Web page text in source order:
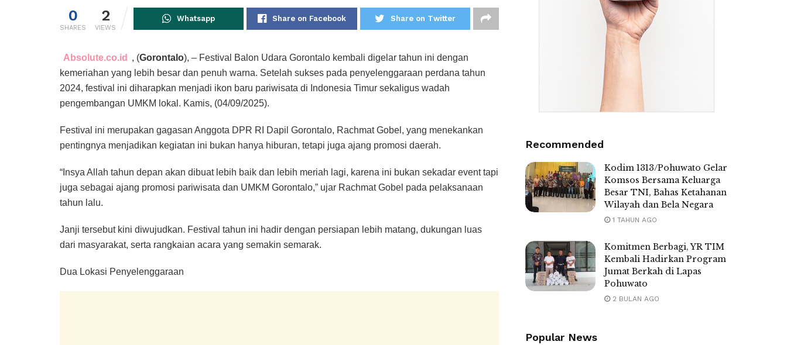
0
SHARES
2
VIEWS
Whatsapp Share on Facebook Share on Twitter
Absolute.co.id , (Gorontalo), – Festival Balon Udara Gorontalo kembali digelar tahun ini dengan
kemeriahan yang lebih besar dan penuh warna. Setelah sukses pada penyelenggaraan perdana tahun
2024, festival ini diharapkan menjadi ikon baru pariwisata di Indonesia Timur sekaligus wadah
pengembangan UMKM lokal. Kamis, (04/09/2025).
Festival ini merupakan gagasan Anggota DPR RI Dapil Gorontalo, Rachmat Gobel, yang menekankan
pentingnya menjadikan kegiatan ini bukan hanya hiburan, tetapi juga ajang promosi daerah.
“Insya Allah tahun depan akan dibuat lebih baik dan lebih meriah lagi, karena ini bukan sekadar event tapi
juga sebagai ajang promosi pariwisata dan UMKM Gorontalo,” ujar Rachmat Gobel pada pelaksanaan
tahun lalu.
Janji tersebut kini diwujudkan. Festival tahun ini hadir dengan persiapan lebih matang, dukungan luas
dari masyarakat, serta rangkaian acara yang semakin semarak.
Dua Lokasi Penyelenggaraan
Recommended
Kodim 1313/Pohuwato Gelar
Komsos Bersama Keluarga
Besar TNI, Bahas Ketahanan
Wilayah dan Bela Negara
1 TAHUN AGO
Komitmen Berbagi, YR TIM
Kembali Hadirkan Program
Jumat Berkah di Lapas
Pohuwato
2 BULAN AGO
Popular News